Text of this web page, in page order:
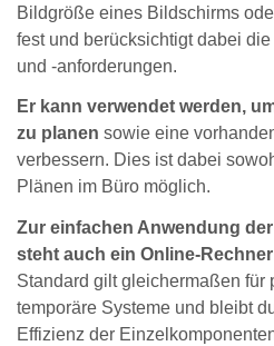
Bildgröße eines Bildschirms
fest und berücksichtigt dabei
und -anforderungen.
Er kann verwendet werden,
zu planen sowie eine
verbessern. Dies ist dabei
Plänen im Büro möglich.
Zur einfachen Anwendung
steht auch ein Online-
Standard gilt gleichermaßen für
temporäre Systeme und bleibt
Effizienz der